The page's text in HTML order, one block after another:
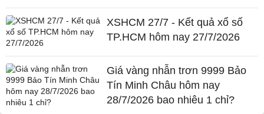
XSHCM 27/7 - Kết quả xổ số
TP.HCM hôm nay 27/7/2026
Giá vàng nhẫn trơn 9999 Bảo
Tín Minh Châu hôm nay
28/7/2026 bao nhiêu 1 chỉ?